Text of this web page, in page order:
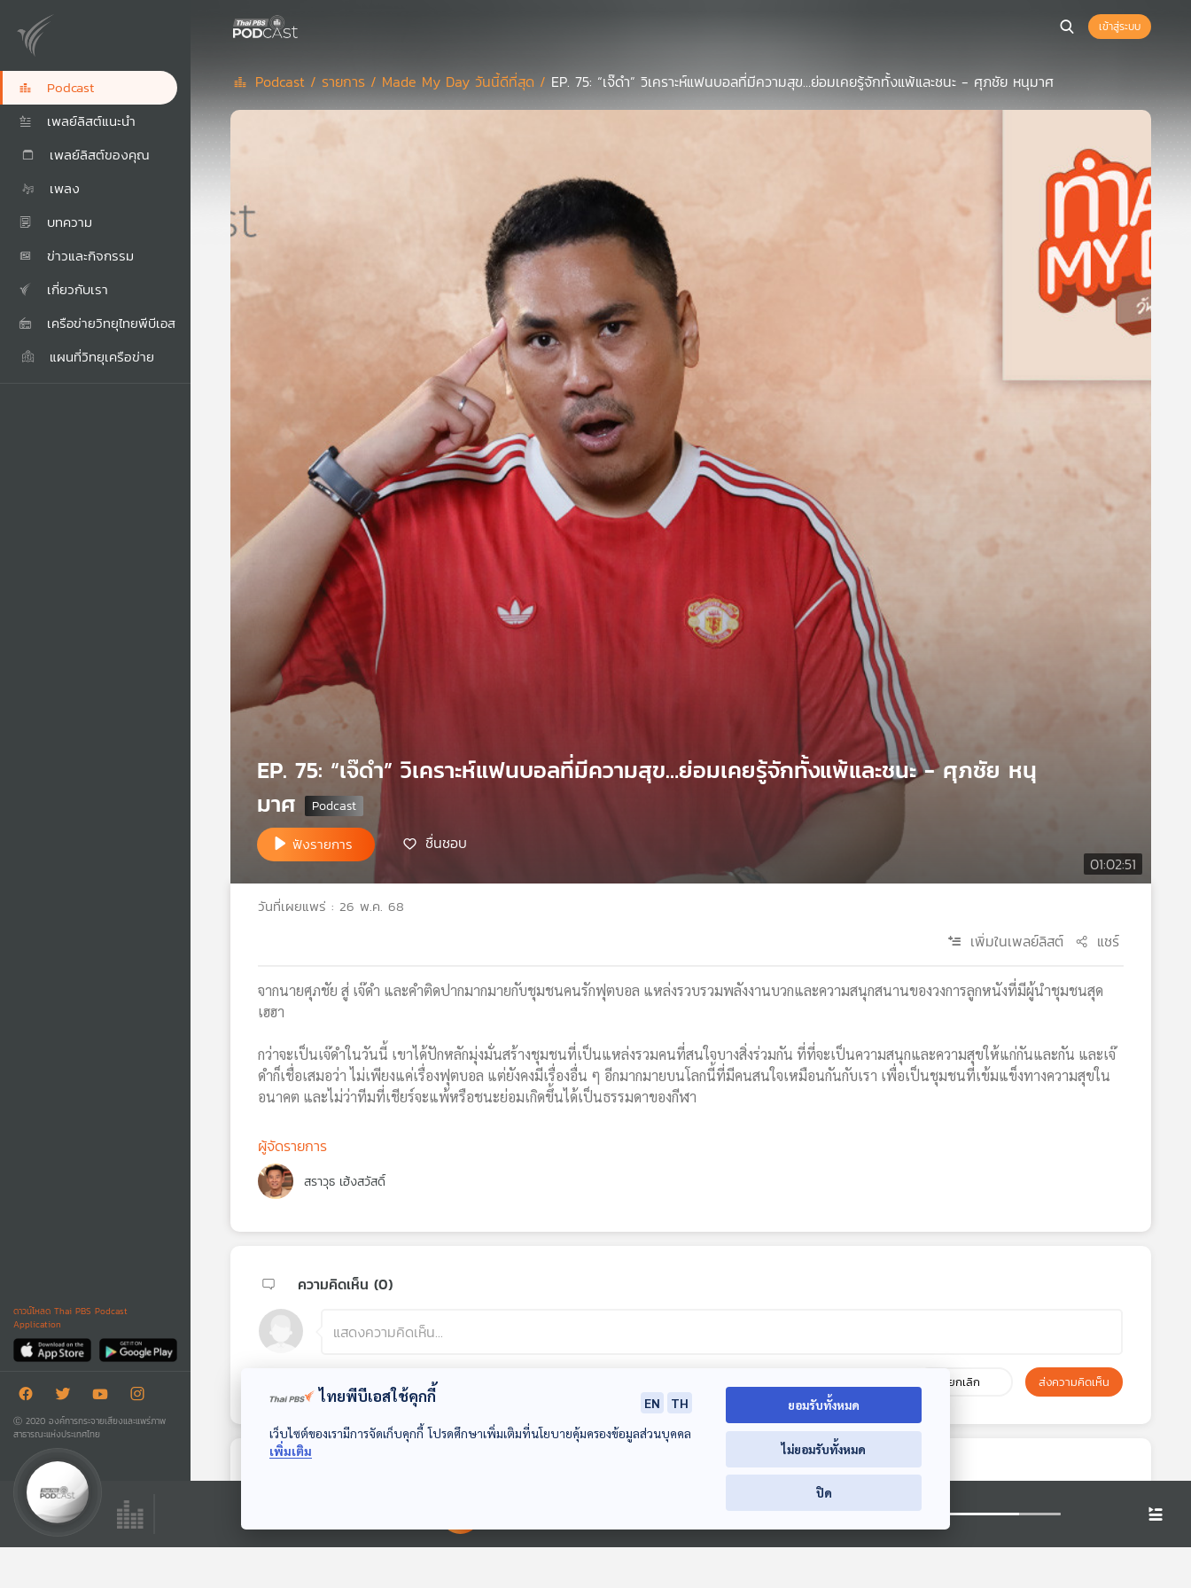
Podcast
เพลย์ลิสต์แนะนำ
เพลย์ลิสต์ของคุณ
เพลง
บทความ
ข่าวและกิจกรรม
เกี่ยวกับเรา
เครือข่ายวิทยุไทยพีบีเอส
แผนที่วิทยุเครือข่าย
ดาวน์โหลด Thai PBS Podcast
Application
Ⓒ 2020 องค์การกระจายเสียงและแพร่ภาพ
สาธารณะแห่งประเทศไทย
เข้าสู่ระบบ
Podcast / รายการ / Made My Day วันนี้ดีที่สุด / EP. 75: “เจ๊ดำ” วิเคราะห์แฟนบอลที่มีความสุข…ย่อมเคยรู้จักทั้งแพ้และชนะ - ศุภชัย หนุมาศ
01:02:51
EP. 75: “เจ๊ดำ” วิเคราะห์แฟนบอลที่มีความสุข…ย่อมเคยรู้จักทั้งแพ้และชนะ - ศุภชัย หนุ
มาศ
ฟังรายการ ชื่นชอบ
วันที่เผยแพร่ : 26 พ.ค. 68
เพิ่มในเพลย์ลิสต์ แชร์
จากนายศุภชัย สู่ เจ๊ดำ และคำติดปากมากมายกับชุมชนคนรักฟุตบอล แหล่งรวบรวมพลังงานบวกและความสนุกสนานของวงการลูกหนังที่มีผู้นำชุมชนสุด
เฮฮา
กว่าจะเป็นเจ๊ดำในวันนี้ เขาได้ปักหลักมุ่งมั่นสร้างชุมชนที่เป็นแหล่งรวมคนที่สนใจบางสิ่งร่วมกัน ที่ที่จะเป็นความสนุกและความสุขให้แก่กันและกัน และเจ๊
ดำก็เชื่อเสมอว่า ไม่เพียงแค่เรื่องฟุตบอล แต่ยังคงมีเรื่องอื่น ๆ อีกมากมายบนโลกนี้ที่มีคนสนใจเหมือนกันกับเรา เพื่อเป็นชุมชนที่เข้มแข็งทางความสุขใน
อนาคต และไม่ว่าทีมที่เชียร์จะแพ้หรือชนะย่อมเกิดขึ้นได้เป็นธรรมดาของกีฬา
ผู้จัดรายการ
สราวุธ เฮ้งสวัสดิ์
ความคิดเห็น (0)
ยกเลิก ส่งความคิดเห็น
00:00:00
ไทยพีบีเอสใช้คุกกี้ EN
TH
เว็บไซต์ของเรามีการจัดเก็บคุกกี้ โปรดศึกษาเพิ่มเติมที่นโยบายคุ้มครองข้อมูลส่วนบุคคล
เพิ่มเติม
ยอมรับทั้งหมด
ไม่ยอมรับทั้งหมด
ปิด